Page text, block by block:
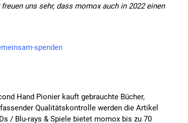
uns sehr, dass momox auch in 2022 einen
spenden
Hand Pionier kauft gebrauchte Bücher,
Qualitätskontrolle werden die Artikel
/ Blu-rays & Spiele bietet momox bis zu 70